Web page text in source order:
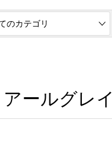
ールグレイ